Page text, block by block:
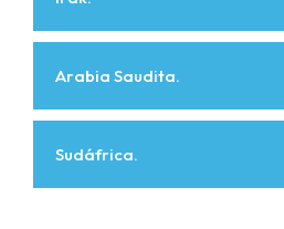
Arabia Saudita.
Sudáfrica.